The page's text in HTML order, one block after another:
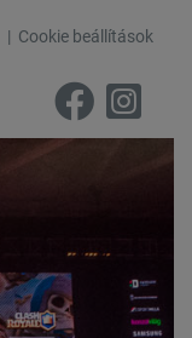
Cookie beállítások